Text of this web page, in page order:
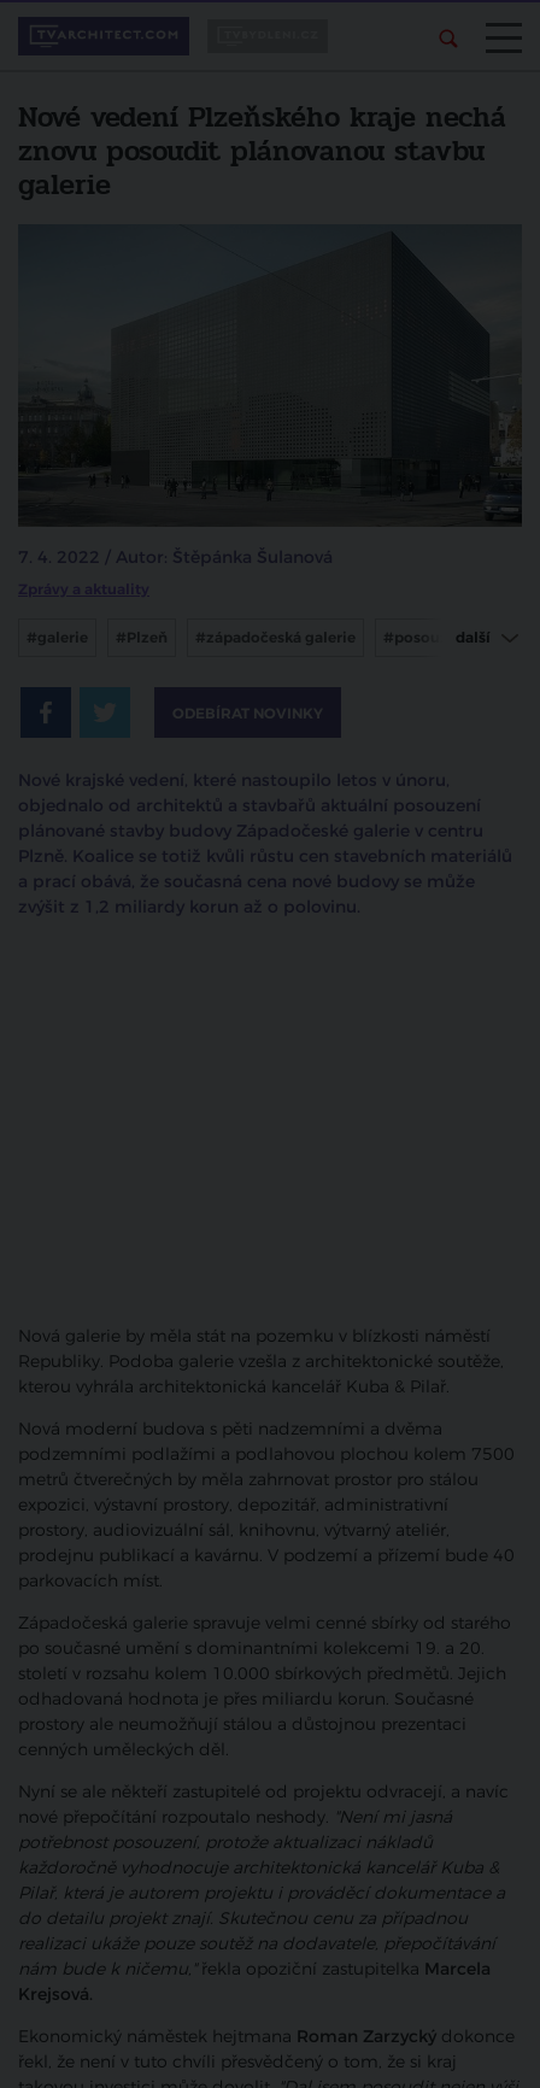
Nové vedení Plzeňského kraje nechá
znovu posoudit plánovanou stavbu
galerie
7. 4. 2022 / Autor: Štěpánka Šulanová
Zprávy a aktuality
#galerie #Plzeň #západočeská galerie #posouzenídalší
ODEBÍRAT NOVINKY
Nové krajské vedení, které nastoupilo letos v únoru,
objednalo od architektů a stavbařů aktuální posouzení
plánované stavby budovy Západočeské galerie v centru
Plzně. Koalice se totiž kvůli růstu cen stavebních materiálů
a prací obává, že současná cena nové budovy se může
zvýšit z 1,2 miliardy korun až o polovinu.
Nová galerie by měla stát na pozemku v blízkosti náměstí
Republiky. Podoba galerie vzešla z architektonické soutěže,
kterou vyhrála architektonická kancelář Kuba & Pilař.
Nová moderní budova s pěti nadzemními a dvěma
podzemními podlažími a podlahovou plochou kolem 7500
metrů čtverečných by měla zahrnovat prostor pro stálou
expozici, výstavní prostory, depozitář, administrativní
prostory, audiovizuální sál, knihovnu, výtvarný ateliér,
prodejnu publikací a kavárnu. V podzemí a přízemí bude 40
parkovacích míst.
Západočeská galerie spravuje velmi cenné sbírky od starého
po současné umění s dominantními kolekcemi 19. a 20.
století v rozsahu kolem 10.000 sbírkových předmětů. Jejich
odhadovaná hodnota je přes miliardu korun. Současné
prostory ale neumožňují stálou a důstojnou prezentaci
cenných uměleckých děl.
Nyní se ale někteří zastupitelé od projektu odvracejí, a navíc
nové přepočítání rozpoutalo neshody. "Není mi jasná
potřebnost posouzení, protože aktualizaci nákladů
každoročně vyhodnocuje architektonická kancelář Kuba &
Pilař, která je autorem projektu i prováděcí dokumentace a
do detailu projekt znají. Skutečnou cenu za případnou
realizaci ukáže pouze soutěž na dodavatele, přepočítávání
nám bude k ničemu," řekla opoziční zastupitelka Marcela
Krejsová.
Ekonomický náměstek hejtmana Roman Zarzycký dokonce
řekl, že není v tuto chvíli přesvědčený o tom, že si kraj